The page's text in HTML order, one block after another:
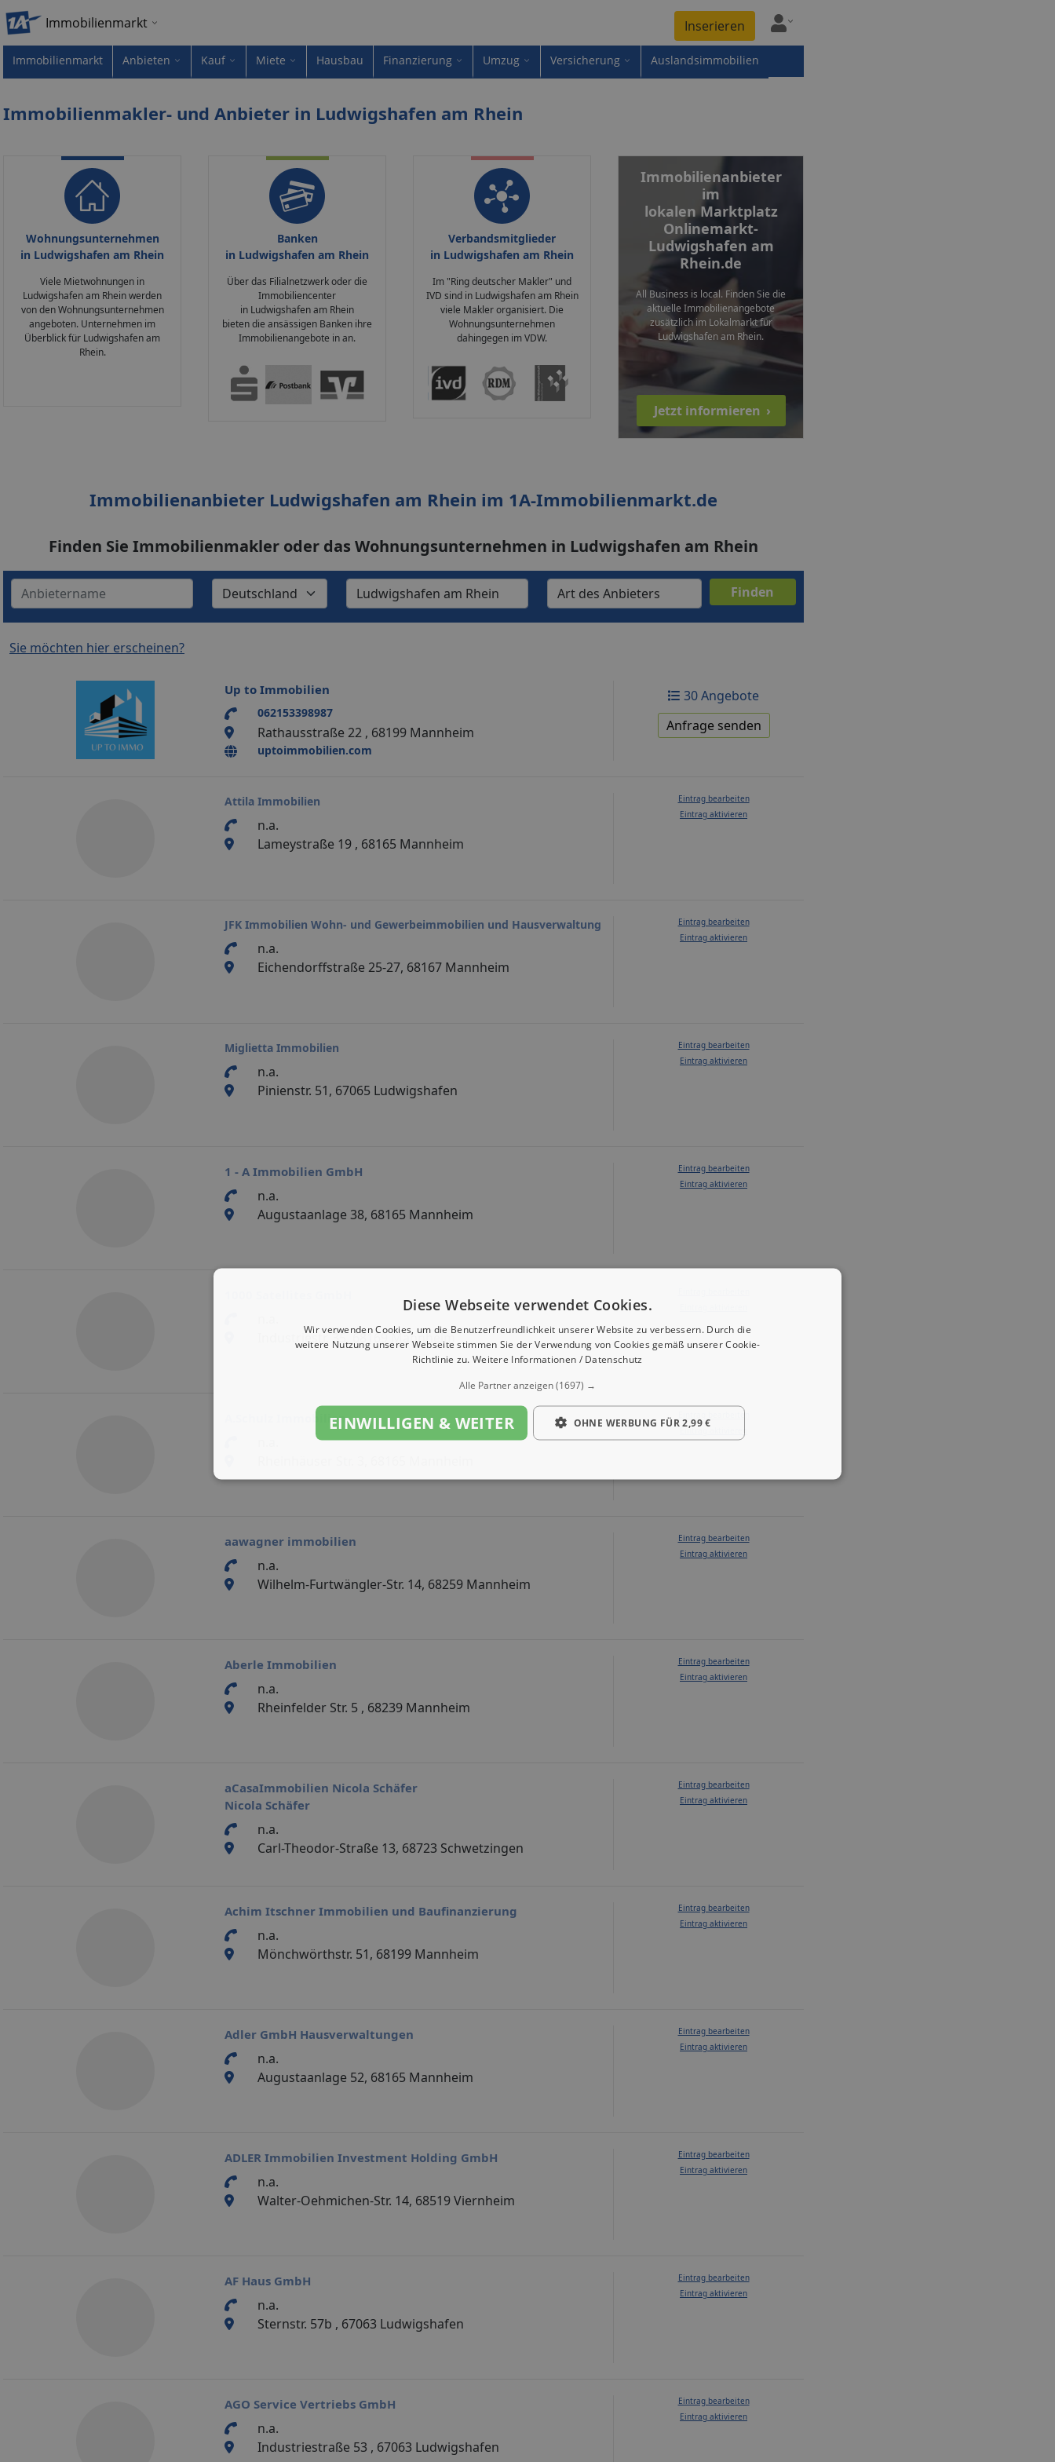
Immobilienmarkt Inserieren
Immobilienmarkt Anbieten Kauf Miete Hausbau Finanzierung Umzug Versicherung Auslandsimmobilien
Immobilienmakler- und Anbieter in Ludwigshafen am Rhein
Wohnungsunternehmen
in Ludwigshafen am Rhein
Viele Mietwohnungen in
Ludwigshafen am Rhein werden
von den Wohnungsunternehmen
angeboten. Unternehmen im
Überblick für Ludwigshafen am
Rhein.
Banken
in Ludwigshafen am Rhein
Über das Filialnetzwerk oder die
Immobiliencenter
in Ludwigshafen am Rhein
bieten die ansässigen Banken ihre
Immobilienangebote in an.
Verbandsmitglieder
in Ludwigshafen am Rhein
Im "Ring deutscher Makler" und
IVD sind in Ludwigshafen am Rhein
viele Makler organisiert. Die
Wohnungsunternehmen
dahingegen im VDW.
Immobilienanbieter
im
lokalen Marktplatz
Onlinemarkt-
Ludwigshafen am
Rhein.de
All Business is local. Finden Sie die
aktuelle Immobilienangebote
zusätzlich im Lokalmarkt für
Ludwigshafen am Rhein.
Jetzt informieren ›
Immobilienanbieter Ludwigshafen am Rhein im 1A-Immobilienmarkt.de
Finden Sie Immobilienmakler oder das Wohnungsunternehmen in Ludwigshafen am Rhein
Sie möchten hier erscheinen?
Up to Immobilien
062153398987
Rathausstraße 22 , 68199 Mannheim
uptoimmobilien.com
30 Angebote
Anfrage senden
Attila Immobilien
n.a.
Lameystraße 19 , 68165 Mannheim
Eintrag bearbeiten
Eintrag aktivieren
JFK Immobilien Wohn- und Gewerbeimmobilien und Hausverwaltung
n.a.
Eichendorffstraße 25-27, 68167 Mannheim
Eintrag bearbeiten
Eintrag aktivieren
Miglietta Immobilien
n.a.
Pinienstr. 51, 67065 Ludwigshafen
Eintrag bearbeiten
Eintrag aktivieren
1 - A Immobilien GmbH
n.a.
Augustaanlage 38, 68165 Mannheim
Eintrag bearbeiten
Eintrag aktivieren
Industriestr. 35, 68169 Mannheim
A.Schulz Immobilien
Eintrag bearbeiten
Eintrag aktivieren
aawagner immobilien
n.a.
Wilhelm-Furtwängler-Str. 14, 68259 Mannheim
Eintrag bearbeiten
Eintrag aktivieren
Aberle Immobilien
n.a.
Rheinfelder Str. 5 , 68239 Mannheim
Eintrag bearbeiten
Eintrag aktivieren
aCasaImmobilien Nicola Schäfer
Nicola Schäfer
n.a.
Carl-Theodor-Straße 13, 68723 Schwetzingen
Eintrag bearbeiten
Eintrag aktivieren
Achim Itschner Immobilien und Baufinanzierung
n.a.
Mönchwörthstr. 51, 68199 Mannheim
Eintrag bearbeiten
Eintrag aktivieren
Adler GmbH Hausverwaltungen
n.a.
Augustaanlage 52, 68165 Mannheim
Eintrag bearbeiten
Eintrag aktivieren
ADLER Immobilien Investment Holding GmbH
n.a.
Walter-Oehmichen-Str. 14, 68519 Viernheim
Eintrag bearbeiten
Eintrag aktivieren
AF Haus GmbH
n.a.
Sternstr. 57b , 67063 Ludwigshafen
Eintrag bearbeiten
Eintrag aktivieren
AGO Service Vertriebs GmbH
n.a.
Industriestraße 53 , 67063 Ludwigshafen
Eintrag bearbeiten
Eintrag aktivieren
Diese Webseite verwendet Cookies.
Wir verwenden Cookies, um die Benutzerfreundlichkeit unserer Website zu verbessern. Durch die
weitere Nutzung unserer Webseite stimmen Sie der Verwendung von Cookies gemäß unserer Cookie-
Richtlinie zu. Weitere Informationen / Datenschutz
Alle Partner anzeigen(1697) →
EINWILLIGEN & WEITER OHNE WERBUNG FÜR 2,99 €